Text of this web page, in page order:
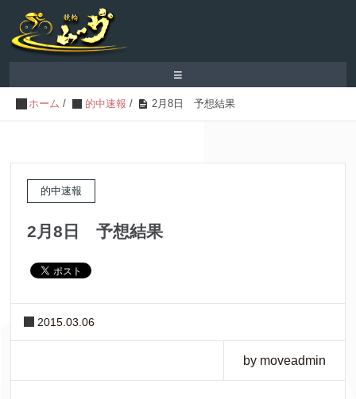
≡
ホーム / 的中速報 / 2月8日 予想結果
的中速報
2月8日 予想結果
2015.03.06
by moveadmin